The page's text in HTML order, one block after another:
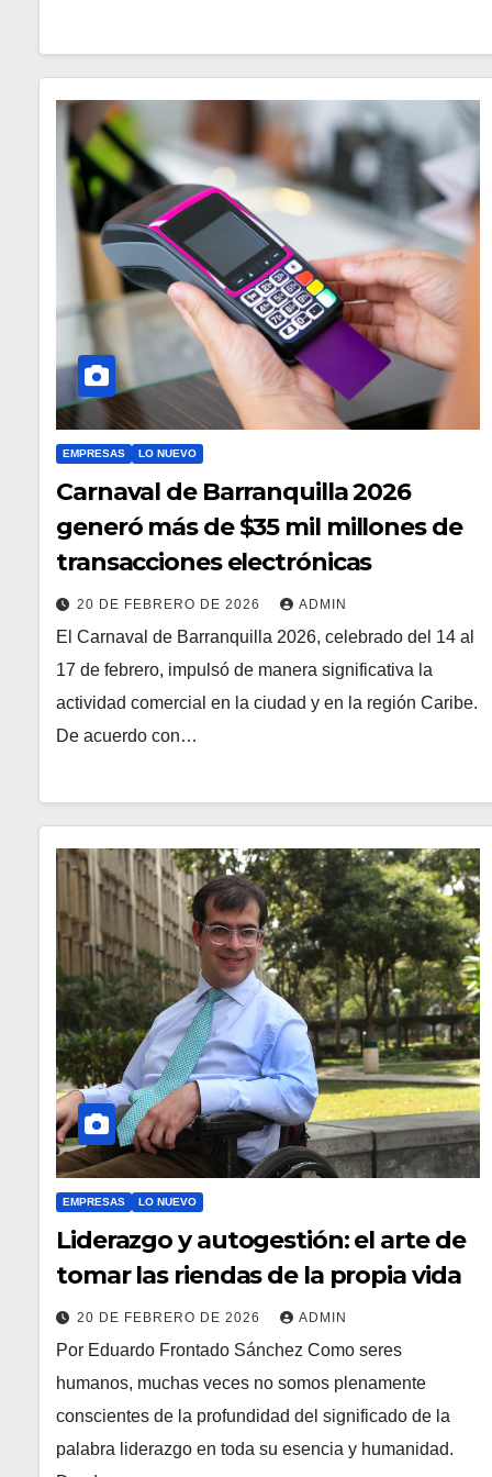
EMPRESAS LO NUEVO
Carnaval de Barranquilla 2026
generó más de $35 mil millones de
transacciones electrónicas
20 DE FEBRERO DE 2026 ADMIN
El Carnaval de Barranquilla 2026, celebrado del 14 al
17 de febrero, impulsó de manera significativa la
actividad comercial en la ciudad y en la región Caribe.
De acuerdo con…
EMPRESAS LO NUEVO
Liderazgo y autogestión: el arte de
tomar las riendas de la propia vida
20 DE FEBRERO DE 2026 ADMIN
Por Eduardo Frontado Sánchez Como seres
humanos, muchas veces no somos plenamente
conscientes de la profundidad del significado de la
palabra liderazgo en toda su esencia y humanidad.